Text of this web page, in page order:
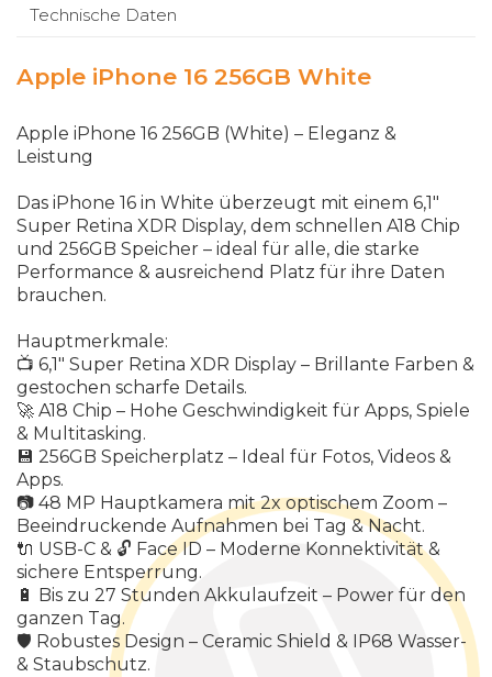
Technische Daten
Apple iPhone 16 256GB White
Apple iPhone 16 256GB (White) – Eleganz &
Leistung
Das iPhone 16 in White überzeugt mit einem 6,1"
Super Retina XDR Display, dem schnellen A18 Chip
und 256GB Speicher – ideal für alle, die starke
Performance & ausreichend Platz für ihre Daten
brauchen.
Hauptmerkmale:
📺 6,1" Super Retina XDR Display – Brillante Farben &
gestochen scharfe Details.
🚀 A18 Chip – Hohe Geschwindigkeit für Apps, Spiele
& Multitasking.
💾 256GB Speicherplatz – Ideal für Fotos, Videos &
Apps.
📷 48 MP Hauptkamera mit2x optischem Zoom –
Beeindruckende Aufnahmen bei Tag&Nacht.
🔌 USB-C & 🔓 Face ID – Moderne Konnektivität&
sichere Entsperrung.
🔋 Bis zu 27 Stunden Akkulaufzeit – Power für den
ganzen Tag.
🛡️ Robustes Design – Ceramic Shield & IP68 Wasser-
& Staubschutz.